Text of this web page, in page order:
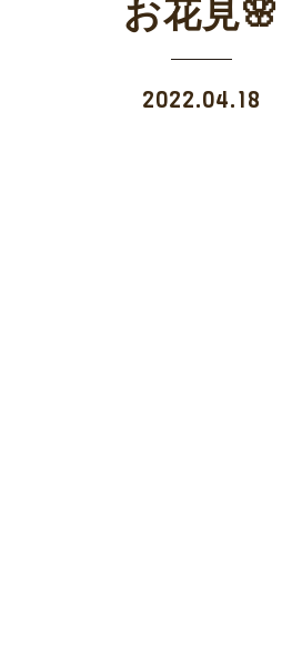
お花見🌸
2022.04.18